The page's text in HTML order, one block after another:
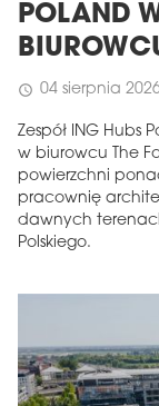
POLAND
schedule 04 sierpnia
Zespół ING Hubs
w biurowcu The
powierzchni
pracownię
dawnych
Polskiego.